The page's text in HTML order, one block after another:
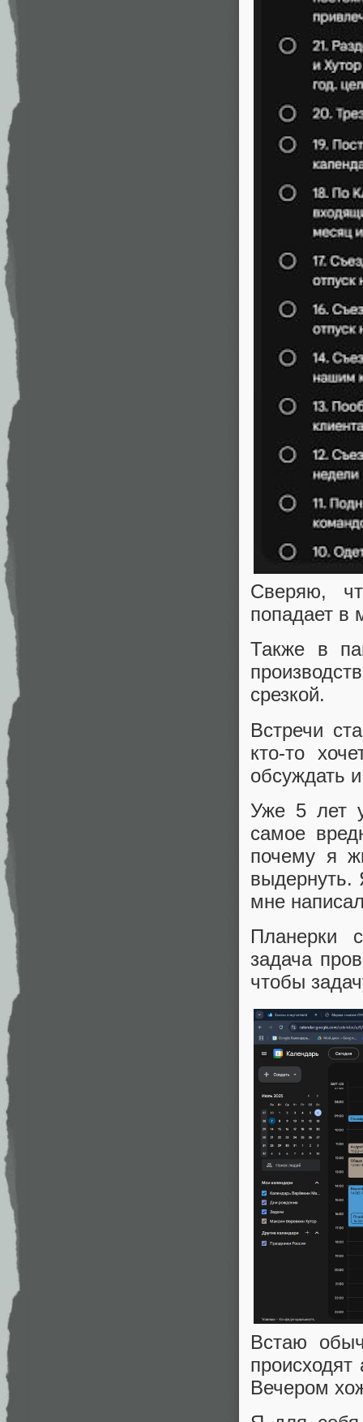
Сверяю,
попадает в
Также в
срезкой.
Встречи
кто-то
обсуждать
Уже 5 лет
самое
почему я
выдернуть.
мне
Планерки
задача
чтобы
Встаю
Вечером